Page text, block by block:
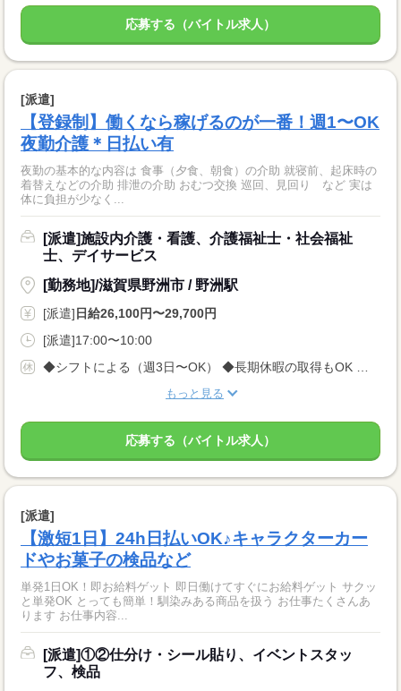
応募する（バイトル求人）
[派遣]
【登録制】働くなら稼げるのが一番！週1〜OK
夜勤介護＊日払い有
夜勤の基本的な内容は 食事（夕食、朝食）の介助 就寝前、起床時の
着替えなどの介助 排泄の介助 おむつ交換 巡回、見回り など 実は
体に負担が少なく...
[派遣]施設内介護・看護、介護福祉士・社会福祉
士、デイサービス
[勤務地]/滋賀県野洲市 / 野洲駅
[派遣] 日給26,100円〜29,700円
[派遣]17:00〜10:00
もっと見る
応募する（バイトル求人）
[派遣]
【激短1日】24h日払いOK♪キャラクターカー
ドやお菓子の検品など
単発1日OK！即お給料ゲット 即日働けてすぐにお給料ゲット サクッ
と単発OK とっても簡単！馴染みある商品を扱う お仕事たくさんあ
ります お仕事内容...
[派遣]①②仕分け・シール貼り、イベントスタッ
フ、検品